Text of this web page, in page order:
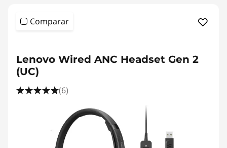
Comparar
Lenovo Wired ANC Headset Gen 2
(UC)
(6)